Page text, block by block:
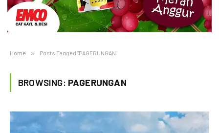
Home » Posts Tagged "PAGERUNGAN"
BROWSING: PAGERUNGAN